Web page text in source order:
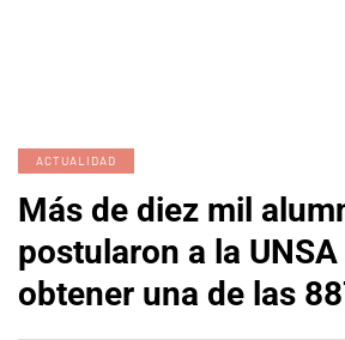
ACTUALIDAD
Más de diez mil
postularon a la
obtener una de las